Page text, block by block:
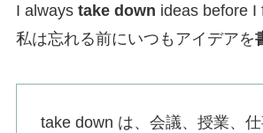
I always take down ideas before I
私は忘れる前にいつもアイデアを
take down は、会議、授業、仕